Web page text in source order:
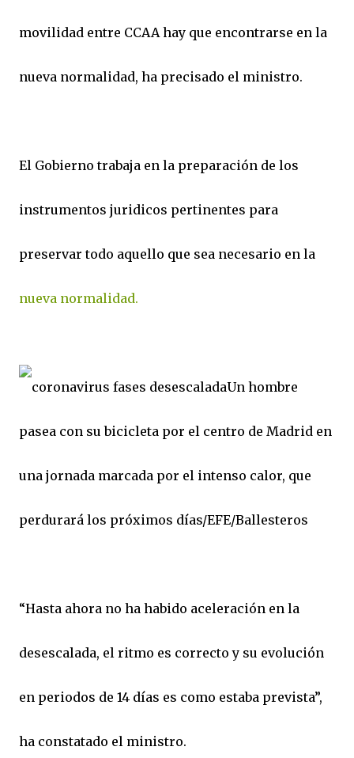
movilidad entre CCAA hay que encontrarse en la
nueva normalidad, ha precisado el ministro.
El Gobierno trabaja en la preparación de los
instrumentos juridicos pertinentes para
preservar todo aquello que sea necesario en la
nueva normalidad.
Un hombre
pasea con su bicicleta por el centro de Madrid en
una jornada marcada por el intenso calor, que
perdurará los próximos días/EFE/Ballesteros
“Hasta ahora no ha habido aceleración en la
desescalada, el ritmo es correcto y su evolución
en periodos de 14 días es como estaba prevista”,
ha constatado el ministro.